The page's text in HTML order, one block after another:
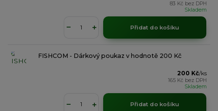
83 Kč bez DPH
Skladem
Přidat do košíku
FISHCOM - Dárkový poukaz v hodnotě 200 Kč
200 Kč/ks
165 Kč bez DPH
Skladem
Přidat do košíku